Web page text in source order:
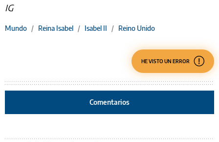
IG
Mundo / Reina Isabel / Isabel II / Reino Unido
HE VISTO UN ERROR
Comentarios